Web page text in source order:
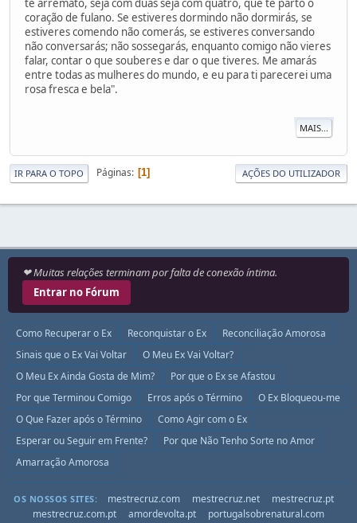
te arremato, seja com duas seja com quatro, que te parto o
coração de fulano. Se estiveres dormindo não dormirás, se
estiveres comendo não comerás, se estiveres conversando
não conversarás; não sossegarás, enquanto comigo não vieres
falar, contar o que souberes e dar o que tiveres. Me amarás
entre todas as mulheres do mundo, e eu para ti parecerei uma
rosa fresca e bela".
MAIS...
IR PARA O TOPO Páginas 1 AÇÕES DO UTILIZADOR
❤ Muitas relações terminam por falta de conexão íntima.
Entrar no Fórum
Como Recuperar o Ex Reconquistar o Ex
Reconciliação Amorosa
Sinais que o Ex Vai Voltar
O Meu Ex Vai Voltar?
O Meu Ex Ainda Gosta de Mim?
Por que o Ex se Afastou
Por que Terminou Comigo
Erros após o Término
O Ex Bloqueou-me
O Que Fazer após o Término
Como Agir com o Ex
Esperar ou Seguir em Frente?
Por que Não Tenho Sorte no Amor
Amarração Amorosa
OS NOSSOS SITES: mestrecruz.com mestrecruz.net
mestrecruz.pt
mestrecruz.com.pt
amordevolta.pt portugalsobrenatural.com